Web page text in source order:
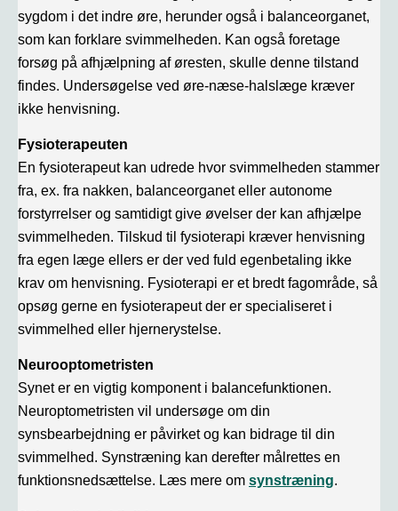
sygdom i det indre øre, herunder også i balanceorganet,
som kan forklare svimmelheden. Kan også foretage
forsøg på afhjælpning af øresten, skulle denne tilstand
findes. Undersøgelse ved øre-næse-halslæge kræver
ikke henvisning.
Fysioterapeuten
En fysioterapeut kan udrede hvor svimmelheden stammer
fra, ex. fra nakken, balanceorganet eller autonome
forstyrrelser og samtidigt give øvelser der kan afhjælpe
svimmelheden. Tilskud til fysioterapi kræver henvisning
fra egen læge ellers er der ved fuld egenbetaling ikke
krav om henvisning. Fysioterapi er et bredt fagområde, så
opsøg gerne en fysioterapeut der er specialiseret i
svimmelhed eller hjernerystelse.
Neurooptometristen
Synet er en vigtig komponent i balancefunktionen.
Neuroptometristen vil undersøge om din
synsbearbejdning er påvirket og kan bidrage til din
svimmelhed. Synstræning kan derefter målrettes en
funktionsnedsættelse. Læs mere om synstræning.